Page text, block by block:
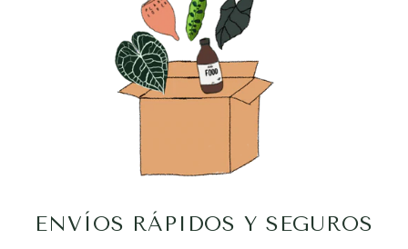
ENVÍOS RÁPIDOS Y SEGUROS